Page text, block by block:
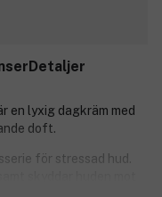
Detaljer
en lyxig dagkräm med
doft.
för stressad hud.